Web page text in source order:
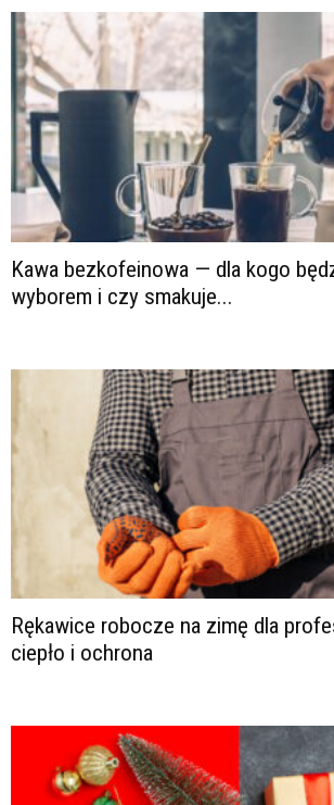
Kawa bezkofeinowa — dla kogo
wyborem i czy smakuje...
Rękawice robocze na zimę dla
ciepło i ochrona